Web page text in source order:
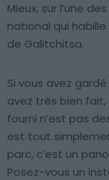
Mieux, sur l’une
national qui habille
de Galitchitsa.
Si vous avez
avez très bien fait,
fourni n’est pas
est tout
parc, c’est un
Posez-vous un